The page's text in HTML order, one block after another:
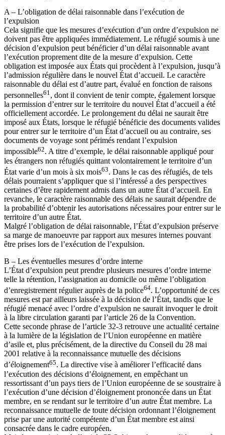
A – L’obligation de délai raisonnable dans l’exécution de
l’expulsion
Cela signifie que les mesures d’exécution d’un ordre d’expulsion ne
doivent pas être appliquées immédiatement. Le réfugié soumis à une
décision d’expulsion peut bénéficier d’un délai raisonnable avant
l’exécution proprement dite de la mesure d’expulsion. Cette
obligation est imposée aux États qui procèdent à l’expulsion, jusqu’à
l’admission régulière dans le nouvel État d’accueil. Le caractère
raisonnable du délai est d’autre part, évalué en fonction de raisons
personnelles61, dont il convient de tenir compte, également lorsque
la permission d’entrer sur le territoire du nouvel État d’accueil a été
officiellement accordée. Le prolongement du délai ne saurait être
imposé aux États, lorsque le réfugié bénéficie des documents valides
pour entrer sur le territoire d’un État d’accueil ou au contraire, ses
documents de voyage sont périmés rendant l’expulsion
impossible62. A titre d’exemple, le délai raisonnable appliqué pour
les étrangers non réfugiés quittant volontairement le territoire d’un
État varie d’un mois à six mois63. Dans le cas des réfugiés, de tels
délais pourraient s’appliquer que si l’intéressé a des perspectives
certaines d’être rapidement admis dans un autre État d’accueil. En
revanche, le caractère raisonnable des délais ne saurait dépendre de
la probabilité d’obtenir les autorisations nécessaires pour entrer sur le
territoire d’un autre État.
Malgré l’obligation de délai raisonnable, l’État d’expulsion préserve
sa marge de manoeuvre par rapport aux mesures internes pouvant
être prises lors de l’exécution de l’expulsion.
B – Les éventuelles mesures d’ordre interne
L’État d’expulsion peut prendre plusieurs mesures d’ordre interne
telle la rétention, l’assignation au domicile ou même l’obligation
d’enregistrement régulier auprès de la police64. L’opportunité de ces
mesures est par ailleurs laissée à la décision de l’État, tandis que le
réfugié menacé avec l’ordre d’expulsion ne saurait invoquer le droit
à la libre circulation garanti par l’article 26 de la Convention.
Cette seconde phrase de l’article 32-3 retrouve une actualité certaine
à la lumière de la législation de l’Union européenne en matière
d’asile et, plus précisément, de la directive du Conseil du 28 mai
2001 relative à la reconnaissance mutuelle des décisions
d’éloignement65. La directive vise à améliorer l’efficacité dans
l’exécution des décisions d’éloignement, en empêchant un
ressortissant d’un pays tiers de l’Union européenne de se soustraire à
l’exécution d’une décision d’éloignement prononcée dans un État
membre, en se rendant sur le territoire d’un autre État membre. La
reconnaissance mutuelle de toute décision ordonnant l’éloignement
prise par une autorité compétente d’un État membre est ainsi
consacrée dans le cadre européen.